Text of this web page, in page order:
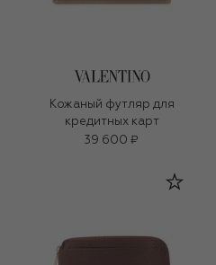
Кожаный футляр для
кредитных карт
39 600 ₽